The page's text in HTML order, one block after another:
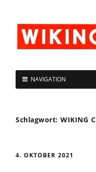
NAVIGATION
Schlagwort: WIKING
4. OKTOBER 2021